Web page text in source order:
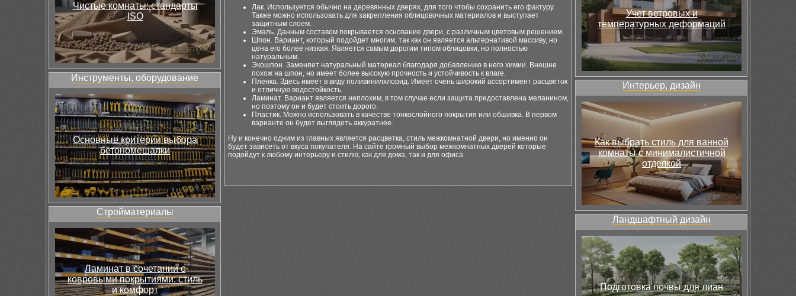
Чистые комнаты: стандарты
ISO
Инструменты, оборудование
Основные критерии выбора
бетономешалки
Стройматериалы
Ламинат в сочетании с
ковровыми покрытиями: стиль
и комфорт
Лак. Используется обычно на деревянных дверях, для того чтобы сохранить его фактуру.
Также можно использовать для закрепления облицовочных материалов и выступает
защитным слоем.
Эмаль. Данным составом покрывается основание двери, с различным цветовым решением.
Шпон. Вариант, который подойдет многим, так как он является альтернативой массиву, но
цена его более низкая. Является самым дорогим типом облицовки, но полностью
натуральным.
Экошпон. Заменяет натуральный материал благодаря добавлению в него химии. Внешне
похож на шпон, но имеет более высокую прочность и устойчивость к влаге.
Пленка. Здесь имеет в виду поливинилхлорид. Имеет очень широкий ассортимент расцветок
и отличную водостойкость.
Ламинат. Вариант является неплохим, в том случае если защита предоставлена меланином,
но поэтому он и будет стоить дорого.
Пластик. Можно использовать в качестве тонкослойного покрытия или обшивка. В первом
варианте он будет выглядеть аккуратнее.
Ну и конечно одним из главных является расцветка, стиль межкомнатной двери, но именно он
будет зависеть от вкуса покупателя. На сайте громный выбор межкомнатных дверей которые
подойдут к любому интерьеру и стилю, как для дома, так и для офиса.
Учет ветровых и
температурных деформаций
Интерьер, дизайн
Как выбрать стиль для ванной
комнаты с минималистичной
отделкой
Ландшафтный дизайн
Подготовка почвы для лиан